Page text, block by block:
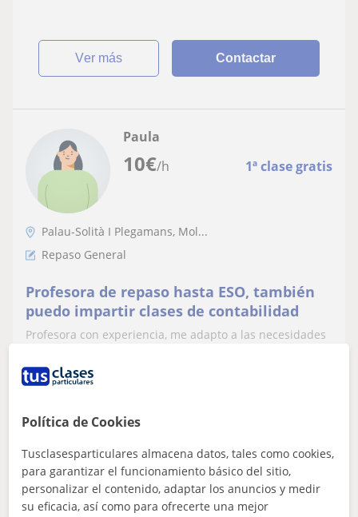
ver más Contactar
10€/h 1ª clase gratis
Paula
Palau-Solità I Plegamans, Mol...
Repaso General
Profesora de repaso hasta ESO, también
puedo impartir clases de contabilidad
Profesora con experiencia, me adapto a las necesidades
y cercana. Me encantaría poder a...
Paula
Política de Cookies
Tusclasesparticulares almacena datos, tales como cookies,
para garantizar el funcionamiento básico del sitio,
personalizar el contenido, adaptar los anuncios y medir
su eficacia, así como para ofrecerte una mejor